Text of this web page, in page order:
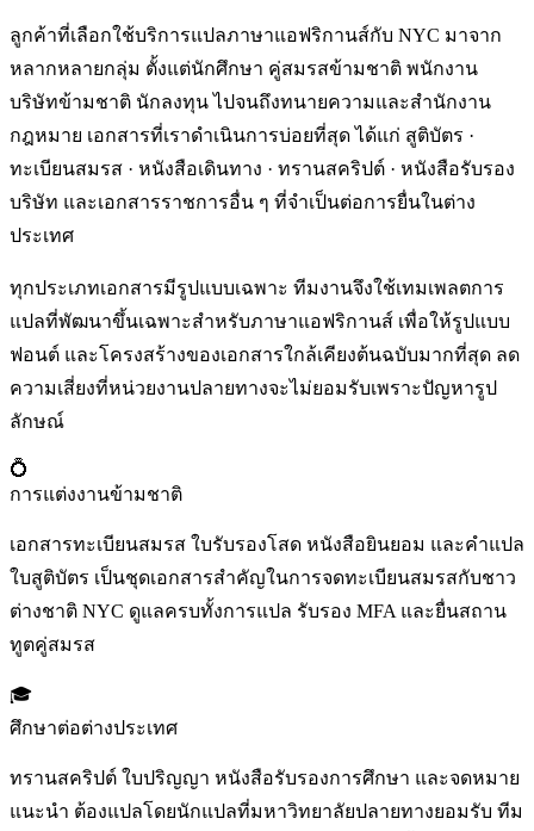
ลูกค้าที่เลือกใช้บริการแปลภาษาแอฟริกานส์กับ NYC มาจาก
หลากหลายกลุ่ม ตั้งแต่นักศึกษา คู่สมรสข้ามชาติ พนักงาน
บริษัทข้ามชาติ นักลงทุน ไปจนถึงทนายความและสำนักงาน
กฎหมาย เอกสารที่เราดำเนินการบ่อยที่สุด ได้แก่ สูติบัตร ·
ทะเบียนสมรส · หนังสือเดินทาง · ทรานสคริปต์ · หนังสือรับรอง
บริษัท และเอกสารราชการอื่น ๆ ที่จำเป็นต่อการยื่นในต่าง
ประเทศ
ทุกประเภทเอกสารมีรูปแบบเฉพาะ ทีมงานจึงใช้เทมเพลตการ
แปลที่พัฒนาขึ้นเฉพาะสำหรับภาษาแอฟริกานส์ เพื่อให้รูปแบบ
ฟอนต์ และโครงสร้างของเอกสารใกล้เคียงต้นฉบับมากที่สุด ลด
ความเสี่ยงที่หน่วยงานปลายทางจะไม่ยอมรับเพราะปัญหารูป
ลักษณ์
💍
การแต่งงานข้ามชาติ
เอกสารทะเบียนสมรส ใบรับรองโสด หนังสือยินยอม และคำแปล
ใบสูติบัตร เป็นชุดเอกสารสำคัญในการจดทะเบียนสมรสกับชาว
ต่างชาติ NYC ดูแลครบทั้งการแปล รับรอง MFA และยื่นสถาน
ทูตคู่สมรส
🎓
ศึกษาต่อต่างประเทศ
ทรานสคริปต์ ใบปริญญา หนังสือรับรองการศึกษา และจดหมาย
แนะนำ ต้องแปลโดยนักแปลที่มหาวิทยาลัยปลายทางยอมรับ ทีม